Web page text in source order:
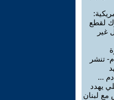
لقطع
غير
تنشر
...
يهدد
مع لبنان